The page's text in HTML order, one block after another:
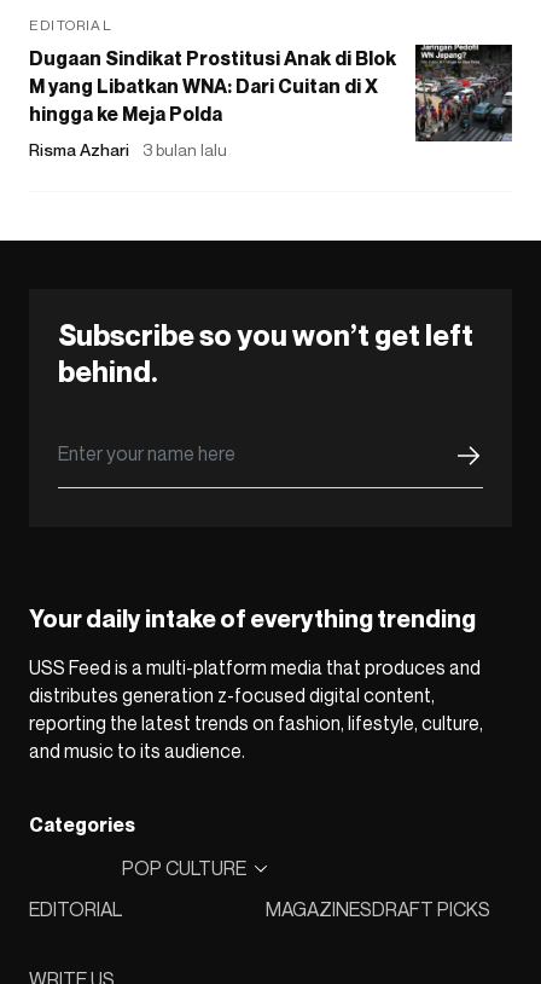
EDITORIAL
Dugaan Sindikat Prostitusi Anak di Blok
M yang Libatkan WNA: Dari Cuitan di X
hingga ke Meja Polda
Risma Azhari 3 bulan lalu
Subscribe so you won’t get left
behind.
Your daily intake of everything trending
USS Feed is a multi-platform media that produces and
distributes generation z-focused digital content,
reporting the latest trends on fashion, lifestyle, culture,
and music to its audience.
Categories
EDITORIAL
POP CULTURE
MAGAZINESDRAFT PICKS
WRITE US